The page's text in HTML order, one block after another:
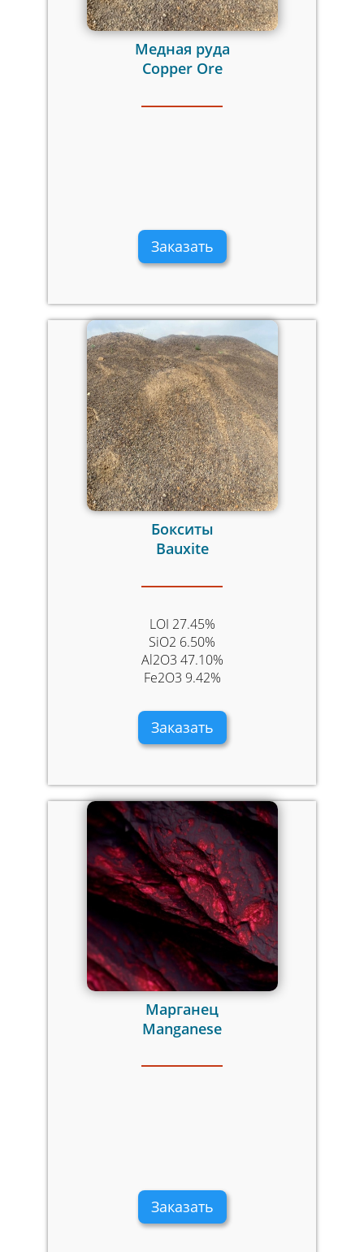
Медная руда
Copper Ore
Заказать
Бокситы
Bauxite
LOI 27.45%
SiO2 6.50%
Al2O3 47.10%
Fe2O3 9.42%​
Заказать
Марганец
Manganese
Заказать